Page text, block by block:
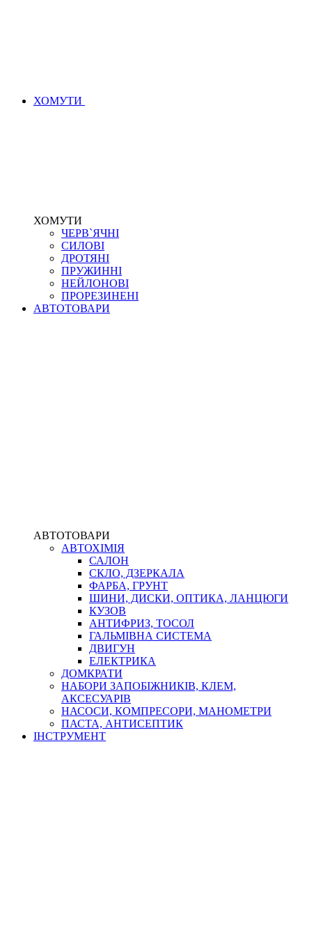
ХОМУТИ
ХОМУТИ
ЧЕРВ`ЯЧНІ
СИЛОВІ
ДРОТЯНІ
ПРУЖИННІ
НЕЙЛОНОВІ
ПРОРЕЗИНЕНІ
АВТОТОВАРИ
АВТОТОВАРИ
АВТОХІМІЯ
САЛОН
СКЛО, ДЗЕРКАЛА
ФАРБА, ГРУНТ
ШИНИ, ДИСКИ, ОПТИКА, ЛАНЦЮГИ
КУЗОВ
АНТИФРИЗ, ТОСОЛ
ГАЛЬМІВНА СИСТЕМА
ДВИГУН
ЕЛЕКТРИКА
ДОМКРАТИ
НАБОРИ ЗАПОБІЖНИКІВ, КЛЕМ,
АКСЕСУАРІВ
НАСОСИ, КОМПРЕСОРИ, МАНОМЕТРИ
ПАСТА, АНТИСЕПТИК
ІНСТРУМЕНТ